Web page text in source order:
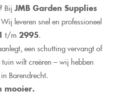
Bij JMB Garden Supplies
leveren snel en professioneel
t/m 2995.
een schutting vervangt of
wilt creëren – wij hebben
Barendrecht.
mooier.